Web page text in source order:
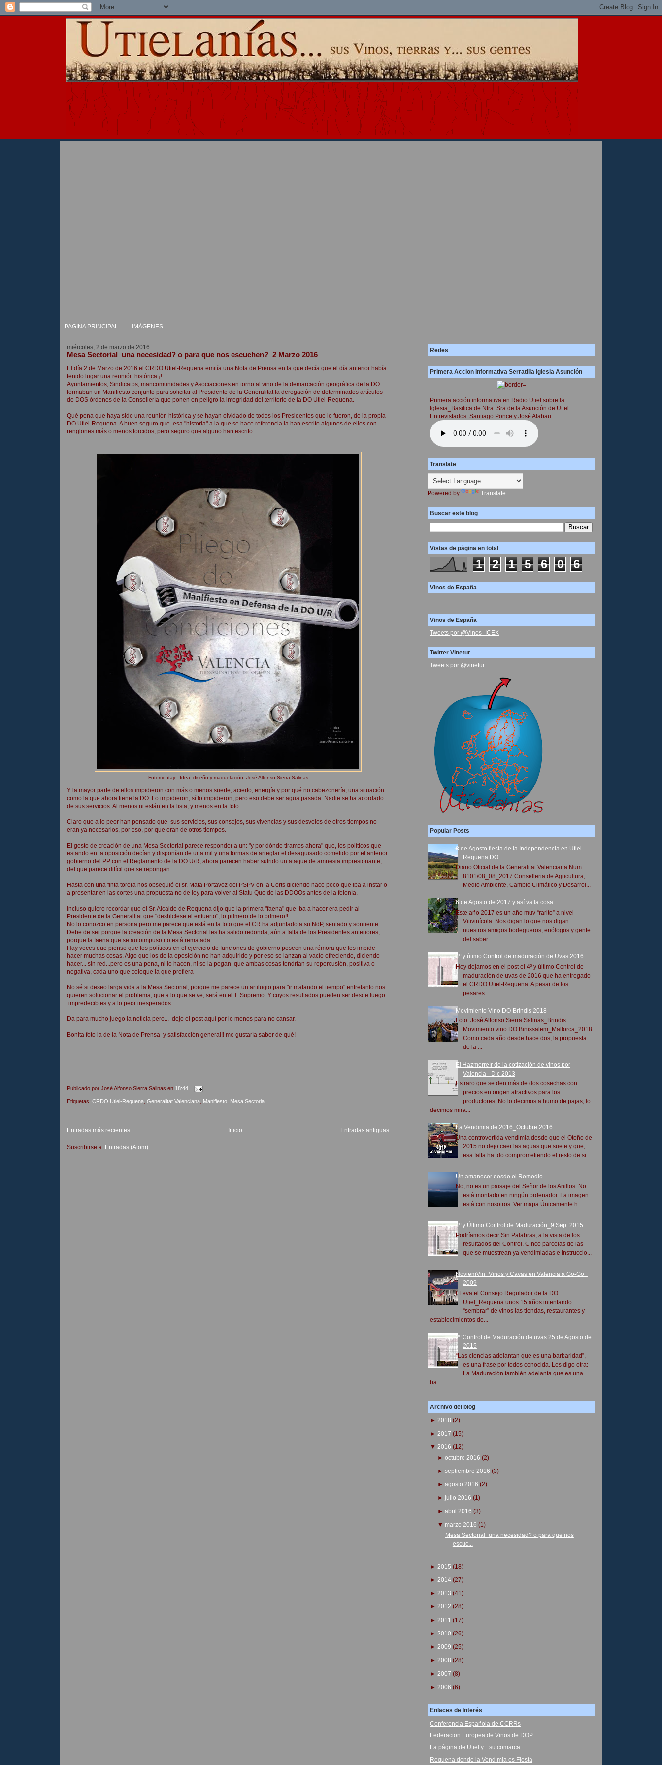
PAGINA PRINCIPAL IMÁGENES
miércoles, 2 de marzo de 2016
Mesa Sectorial_una necesidad? o para que nos escuchen?_2 Marzo 2016
El día 2 de Marzo de 2016 el CRDO Utiel-Requena emitía una Nota de Prensa en la que decía que el día anterior había
tenido lugar una reunión histórica ¡!
Ayuntamientos, Sindicatos, mancomunidades y Asociaciones en torno al vino de la demarcación geográfica de la DO
formaban un Manifiesto conjunto para solicitar al Presidente de la Generalitat la derogación de determinados artículos
de DOS órdenes de la Consellería que ponen en peligro la integridad del territorio de la DO Utiel-Requena.
Qué pena que haya sido una reunión histórica y se hayan olvidado de todos los Presidentes que lo fueron, de la propia
DO Utiel-Requena. A buen seguro que esa "historia" a la que se hace referencia la han escrito algunos de ellos con
renglones más o menos torcidos, pero seguro que alguno han escrito.
Fotomontaje: Idea, diseño y maquetación: José Alfonso Sierra Salinas
Y la mayor parte de ellos impidieron con más o menos suerte, acierto, energía y por qué no cabezonería, una situación
como la que ahora tiene la DO. Lo impidieron, sí lo impidieron, pero eso debe ser agua pasada. Nadie se ha acordado
de sus servicios. Al menos ni están en la lista, y menos en la foto.
Claro que a lo peor han pensado que sus servicios, sus consejos, sus vivencias y sus desvelos de otros tiempos no
eran ya necesarios, por eso, por que eran de otros tiempos.
El gesto de creación de una Mesa Sectorial parece responder a un: "y por dónde tiramos ahora" que, los políticos que
estando en la oposición decían y disponían de una mil y una formas de arreglar el desaguisado cometido por el anterior
gobierno del PP con el Reglamento de la DO U/R, ahora parecen haber sufrido un ataque de amnesia impresionante,
del que parece difícil que se repongan.
Hasta con una finta torera nos obsequió el sr. Mata Portavoz del PSPV en la Corts diciendo hace poco que iba a instar o
a presentar en las cortes una propuesta no de ley para volver al Statu Quo de las DDOOs antes de la felonía.
Incluso quiero recordar que el Sr. Alcalde de Requena dijo que la primera "faena" que iba a hacer era pedir al
Presidente de la Generalitat que "deshiciese el entuerto", lo primero de lo primero!!
No lo conozco en persona pero me parece que está en la foto que el CR ha adjuntado a su NdP, sentado y sonriente.
Debe de ser porque la creación de la Mesa Sectorial les ha salido redonda, aún a falta de los Presidentes anteriores,
porque la faena que se autoimpuso no está rematada .
Hay veces que pienso que los políticos en el ejercicio de funciones de gobierno poseen una rémora que les impide
hacer muchas cosas. Algo que los de la oposición no han adquirido y por eso se lanzan al vacío ofreciendo, diciendo
hacer... sin red...pero es una pena, ni lo hacen, ni se la pegan, que ambas cosas tendrían su repercusión, positiva o
negativa, cada uno que coloque la que prefiera
No sé si deseo larga vida a la Mesa Sectorial, porque me parece un artilugio para "ir matando el tiempo" entretanto nos
quieren solucionar el problema, que a lo que se ve, será en el T. Supremo. Y cuyos resultados pueden ser desde luego
impredecibles y a lo peor inesperados.
Da para mucho juego la noticia pero... dejo el post aquí por lo menos para no cansar.
Bonita foto la de la Nota de Prensa y satisfacción general!! me gustaría saber de qué!
Publicado por José Alfonso Sierra Salinas en 18:44
Etiquetas: CRDO Utiel-Requena Generalitat Valenciana Manifiesto Mesa Sectorial
Entradas más recientes Entradas antiguas
Inicio
Suscribirse a: Entradas (Atom)
Redes
Primera Accion Informativa Serratilla Iglesia Asunción
Primera acción informativa en Radio Utiel sobre la
Iglesia_Basilica de Ntra. Sra de la Asunción de Utiel.
Entrevistados: Santiago Ponce y José Alabau
Translate
Powered by Translate
Buscar este blog
Vistas de página en total
1 2 1 5 6 0 6
Vinos de España
Vinos de España
Tweets por @Vinos_ICEX
Twitter Vinetur
Tweets por @vinetur
Popular Posts
8 de Agosto fiesta de la Independencia en Utiel-
Requena DO
Diario Oficial de la Generalitat Valenciana Num.
8101/08_08_2017 Conselleria de Agricultura,
Medio Ambiente, Cambio Climático y Desarrol...
6 de Agosto de 2017 y así va la cosa…
Este año 2017 es un año muy “rarito” a nivel
Vitivinícola. Nos digan lo que nos digan
nuestros amigos bodegueros, enólogos y gente
del saber...
4º y útimo Control de maduración de Uvas 2016
Hoy dejamos en el post el 4º y último Control de
maduración de uvas de 2016 que ha entregado
el CRDO Utiel-Requena. A pesar de los
pesares...
Movimiento Vino DO-Brindis 2018
Foto: José Alfonso Sierra Salinas_Brindis
Movimiento vino DO Binissalem_Mallorca_2018
Como cada año desde hace dos, la propuesta
de la ...
El Hazmerreír de la cotización de vinos por
Valencia_ Dic 2013
Es raro que se den más de dos cosechas con
precios en origen atractivos para los
productores. No lo decimos a humo de pajas, lo
decimos mira...
La Vendimia de 2016_Octubre 2016
Una controvertida vendimia desde que el Otoño de
2015 no dejó caer las aguas que suele y que,
esa falta ha ido comprometiendo el resto de si...
Un amanecer desde el Remedio
No, no es un paisaje del Señor de los Anillos. No
está montado en ningún ordenador. La imagen
está con nosotros. Ver mapa Únicamente h...
4º y Último Control de Maduración_9 Sep. 2015
Podríamos decir Sin Palabras, a la vista de los
resultados del Control. Cinco parcelas de las
que se muestrean ya vendimiadas e instruccio...
NoviemVin_Vinos y Cavas en Valencia a Go-Go_
2009
LLeva el Consejo Regulador de la DO
Utiel_Requena unos 15 años intentando
“sembrar” de vinos las tiendas, restaurantes y
establecimientos de...
2º Control de Maduración de uvas 25 de Agosto de
2015
“Las ciencias adelantan que es una barbaridad”,
es una frase por todos conocida. Les digo otra:
La Maduración también adelanta que es una
ba...
Archivo del blog
► 2018 (2)
► 2017 (15)
▼ 2016 (12)
► octubre 2016 (2)
► septiembre 2016 (3)
► agosto 2016 (2)
► julio 2016 (1)
► abril 2016 (3)
▼ marzo 2016 (1)
Mesa Sectorial_una necesidad? o para que nos
escuc...
► 2015 (18)
► 2014 (27)
► 2013 (41)
► 2012 (28)
► 2011 (17)
► 2010 (26)
► 2009 (25)
► 2008 (28)
► 2007 (8)
► 2006 (6)
Enlaces de Interés
Conferencia Española de CCRRs
Federacion Europea de Vinos de DOP
La página de Utiel y... su comarca
Requena donde la Vendimia es Fiesta